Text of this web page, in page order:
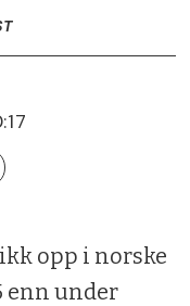
opp i norske
enn under